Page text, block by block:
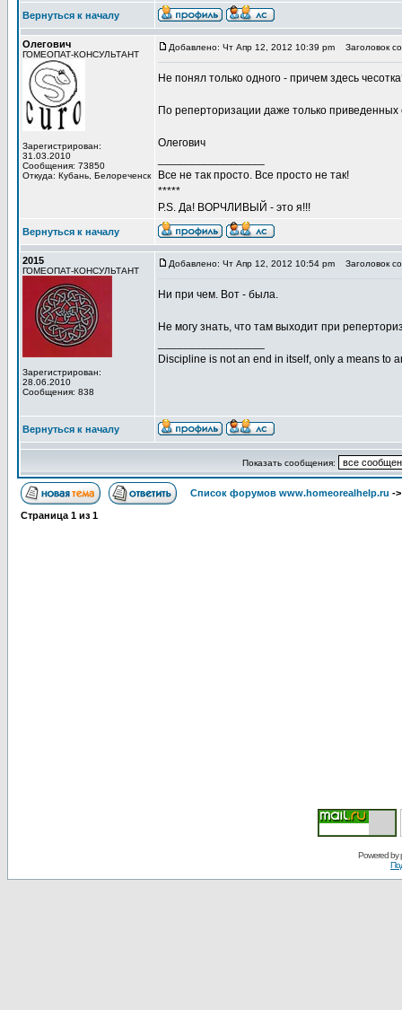
Вернуться к началу
Олегович
ГОМЕОПАТ-КОНСУЛЬТАНТ
Зарегистрирован:
31.03.2010
Сообщения: 73850
Откуда: Кубань, Белореченск
Добавлено: Чт Апр 12, 2012 10:39 pm Заголовок
Не понял только одного - причем здесь
По реперторизации даже только
Олегович
Все не так просто. Все просто не так!
*****
P.S. Да! ВОРЧЛИВЫЙ - это я!!!
Вернуться к началу
2015
ГОМЕОПАТ-КОНСУЛЬТАНТ
Зарегистрирован:
28.06.2010
Сообщения: 838
Добавлено: Чт Апр 12, 2012 10:54 pm Заголовок
Ни при чем. Вот - была.
Не могу знать, что там выходит при
Discipline is not an end in itself, only a means to
Вернуться к началу
Показать сообщения:
Список форумов www.homeorealhelp.ru -
Страница 1 из 1
Powered by